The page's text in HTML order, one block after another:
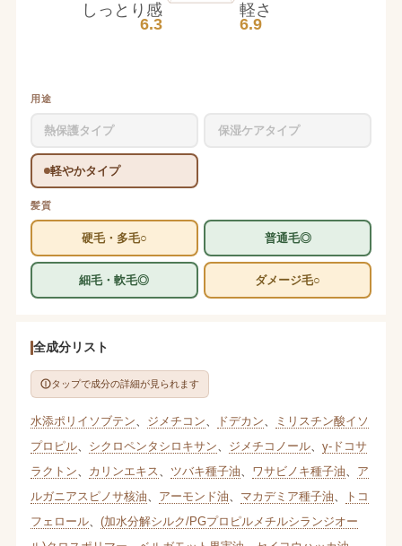
軽さ
6.9
しっとり感
6.3
用途
熱保護タイプ 保湿ケアタイプ
軽やかタイプ
髪質
硬毛・多毛○ 普通毛◎
細毛・軟毛◎ ダメージ毛○
全成分リスト
タップで成分の詳細が見られます
水添ポリイソブテン ジメチコン ドデカン
ミリスチン酸イソ
プロピル、 シクロペンタシロキサン ジメチコノール、 γ-ドコサ
ラクトン
カリンエキス ツバキ種子油 ワサビノキ種子油
ア
ルガニアスピノサ核油
アーモンド油 マカデミア種子油
トコ
フェロール、 (加水分解シルク/PGプロピルメチルシランジオー